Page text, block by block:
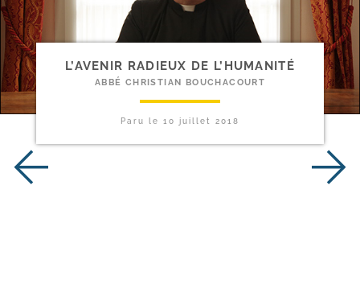
L’AVENIR RADIEUX DE L’HUMANITÉ
ABBÉ CHRISTIAN BOUCHACOURT
Paru le 10 juillet 2018